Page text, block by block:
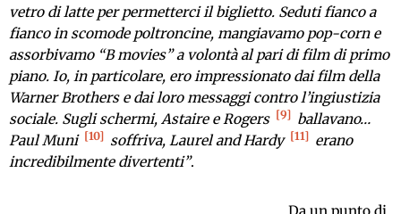
vetro di latte per permetterci il biglietto. Seduti fianco a
fianco in scomode poltroncine, mangiavamo pop-corn e
assorbivamo “B movies” a volontà al pari di film di primo
piano. Io, in particolare, ero impressionato dai film della
Warner Brothers e dai loro messaggi contro l’ingiustizia
sociale. Sugli schermi, Astaire e Rogers
9
ballavano…
Paul Muni
10 soffriva, Laurel and Hardy 11
erano
incredibilmente divertenti”.